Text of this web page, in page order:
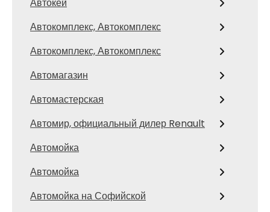
Автокомплекс, Автокомплекс
Автокомплекс, Автокомплекс
Автомагазин
Автомастерская
Автомир, официальный дилер Renault
Автомойка
Автомойка
Автомойка на Софийской